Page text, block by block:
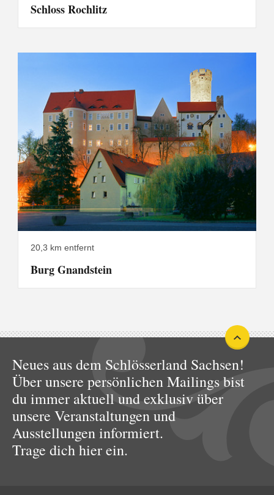
Schloss Rochlitz
20,3 km entfernt
Burg Gnandstein
Neues aus dem Schlösserland Sachsen!
Über unsere persönlichen Mailings bist
du immer aktuell und exklusiv über
unsere Veranstaltungen und
Ausstellungen informiert.
Trage dich hier ein.